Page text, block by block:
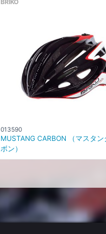
BRIKO
013590
MUSTANG CARBON （マスタン
ボン）